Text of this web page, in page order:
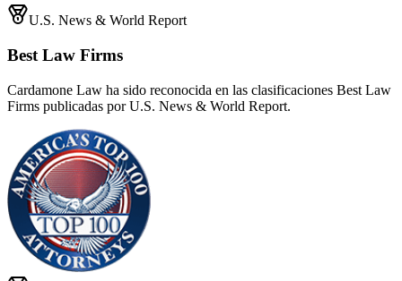
U.S. News & World Report
Best Law Firms
Cardamone Law ha sido reconocida en las clasificaciones Best Law
Firms publicadas por U.S. News & World Report.